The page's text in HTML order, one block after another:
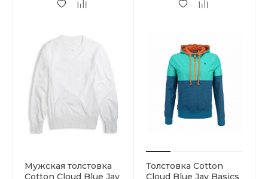
Мужская толстовка
Толстовка Cotton